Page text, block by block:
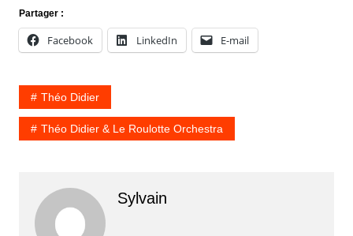
Partager :
Facebook LinkedIn E-mail
Théo Didier
Théo Didier & Le Roulotte Orchestra
Sylvain